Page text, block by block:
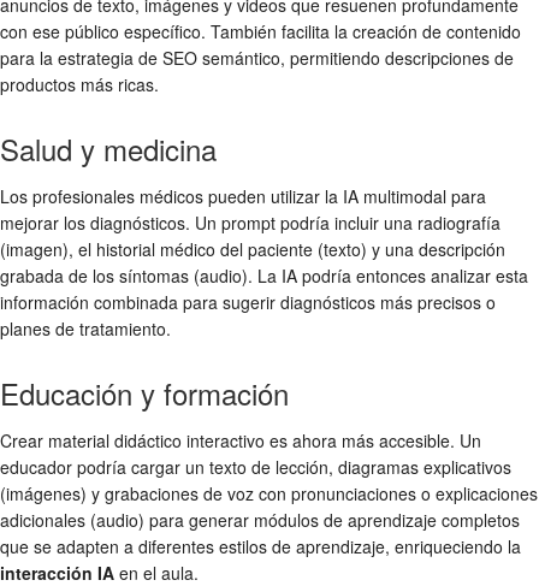
con ese público específico. También facilita la creación de contenido
para la estrategia de SEO semántico, permitiendo descripciones de
productos más ricas.
Salud y medicina
Los profesionales médicos pueden utilizar la IA multimodal para
mejorar los diagnósticos. Un prompt podría incluir una radiografía
(imagen), el historial médico del paciente (texto) y una descripción
grabada de los síntomas (audio). La IA podría entonces analizar esta
información combinada para sugerir diagnósticos más precisos o
planes de tratamiento.
Educación y formación
Crear material didáctico interactivo es ahora más accesible. Un
educador podría cargar un texto de lección, diagramas explicativos
(imágenes) y grabaciones de voz con pronunciaciones o explicaciones
adicionales (audio) para generar módulos de aprendizaje completos
que se adapten a diferentes estilos de aprendizaje, enriqueciendo la
interacción IA en el aula.